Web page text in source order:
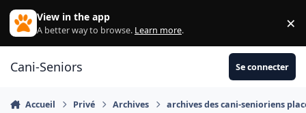
Aller au contenu
View in the app
A better way to browse. Learn more. ×
Cani-Seniors Se connecter
Accueil Privé Archives archives des cani-senioriens